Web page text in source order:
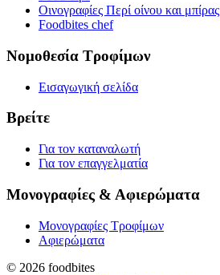
Οινογραφίες Περί οίνου και μπίρας
Foodbites chef
Νομοθεσία Τροφίμων
Εισαγωγική σελίδα
Βρείτε
Για τον καταναλωτή
Για τον επαγγελματία
Μονογραφίες & Αφιερώματα
Μονογραφίες Τροφίμων
Αφιερώματα
© 2026 foodbites